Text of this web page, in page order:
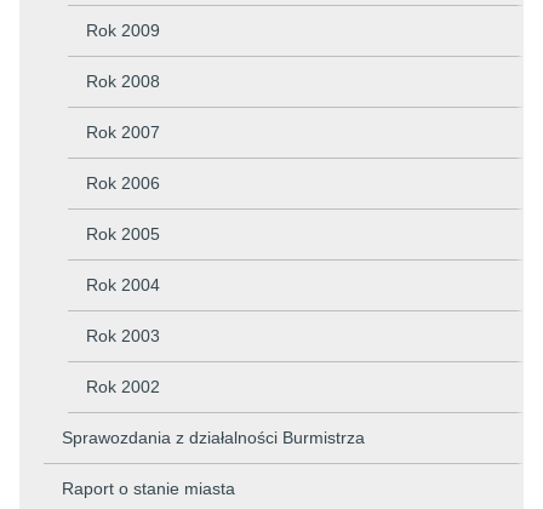
Rok 2009
Rok 2008
Rok 2007
Rok 2006
Rok 2005
Rok 2004
Rok 2003
Rok 2002
Sprawozdania z działalności Burmistrza
Raport o stanie miasta